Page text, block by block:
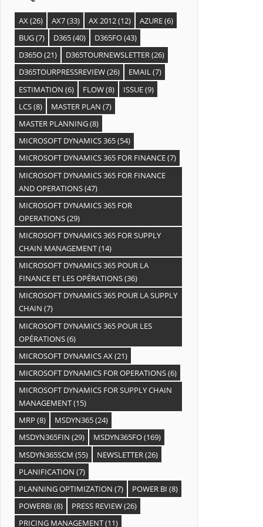
AX(26) AX7(33) AX 2012(12) AZURE(6)
BUG(7) D365(40) D365FO(43)
D365O(21) D365TOURNEWSLETTER(26)
D365TOURPRESSREVIEW(26) EMAIL(7)
ESTIMATION (6) FLOW(8) ISSUE(9)
LCS(8) MASTER PLAN (7)
MASTER PLANNING(8)
MICROSOFT DYNAMICS 365(54)
MICROSOFT DYNAMICS 365 FOR FINANCE(7)
MICROSOFT DYNAMICS 365 FOR FINANCE
AND OPERATIONS(47)
MICROSOFT DYNAMICS 365 FOR
OPERATIONS(29)
MICROSOFT DYNAMICS 365 FOR SUPPLY
CHAIN MANAGEMENT(14)
MICROSOFT DYNAMICS 365 POUR LA
FINANCE ET LES OPÉRATIONS(36)
MICROSOFT DYNAMICS 365 POUR LA SUPPLY
CHAIN (7)
MICROSOFT DYNAMICS 365 POUR LES
OPÉRATIONS(6)
MICROSOFT DYNAMICS AX(21)
MICROSOFT DYNAMICS FOR OPERATIONS(6)
MICROSOFT DYNAMICS FOR SUPPLY CHAIN
MANAGEMENT(15)
MRP (8) MSDYN365(24)
MSDYN365FIN (29) MSDYN365FO(169)
MSDYN365SCM (55) NEWSLETTER(26)
PLANIFICATION (7)
PLANNING OPTIMIZATION (7) POWER BI (8)
POWERBI (8) PRESS REVIEW(26)
PRICING MANAGEMENT(11)